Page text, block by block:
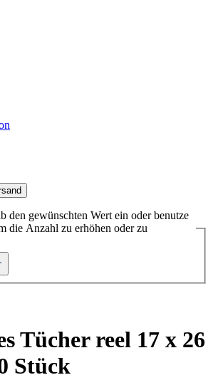
den gewünschten Wert ein oder benutze
die Anzahl zu erhöhen oder zu
Tücher reel 17 x 26
Stück